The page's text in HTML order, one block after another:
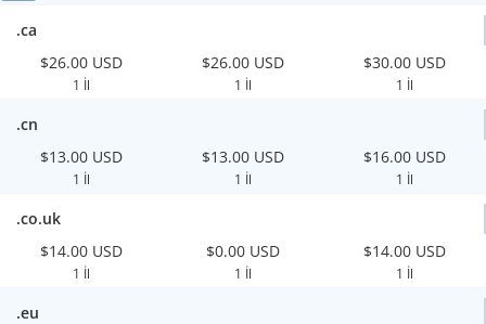
.ca
$26.00 USD
1 İl
$26.00 USD
1 İl
$30.00 USD
1 İl
.cn
$13.00 USD
1 İl
$13.00 USD
1 İl
$16.00 USD
1 İl
.co.uk
$14.00 USD
1 İl
$0.00 USD
1 İl
$14.00 USD
1 İl
.eu